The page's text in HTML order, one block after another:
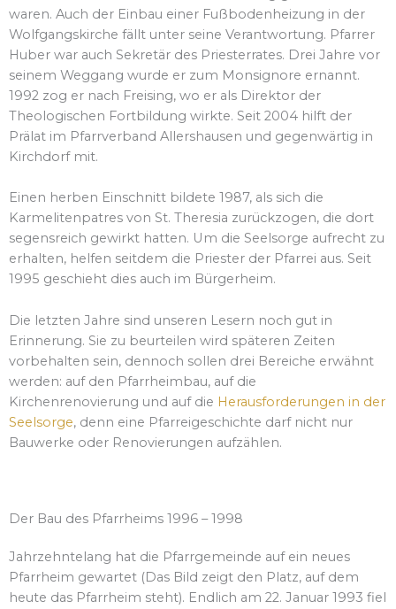
waren. Auch der Einbau einer Fußbodenheizung in der
Wolfgangskirche fällt unter seine Verantwortung. Pfarrer
Huber war auch Sekretär des Priesterrates. Drei Jahre vor
seinem Weggang wurde er zum Monsignore ernannt.
1992 zog er nach Freising, wo er als Direktor der
Theologischen Fortbildung wirkte. Seit 2004 hilft der
Prälat im Pfarrverband Allershausen und gegenwärtig in
Kirchdorf mit.
Einen herben Einschnitt bildete 1987, als sich die
Karmelitenpatres von St. Theresia zurückzogen, die dort
segensreich gewirkt hatten. Um die Seelsorge aufrecht zu
erhalten, helfen seitdem die Priester der Pfarrei aus. Seit
1995 geschieht dies auch im Bürgerheim.
Die letzten Jahre sind unseren Lesern noch gut in
Erinnerung. Sie zu beurteilen wird späteren Zeiten
vorbehalten sein, dennoch sollen drei Bereiche erwähnt
werden: auf den Pfarrheimbau, auf die
Kirchenrenovierung und auf die Herausforderungen in der
Seelsorge, denn eine Pfarreigeschichte darf nicht nur
Bauwerke oder Renovierungen aufzählen.
Der Bau des Pfarrheims 1996 – 1998
Jahrzehntelang hat die Pfarrgemeinde auf ein neues
Pfarrheim gewartet (Das Bild zeigt den Platz, auf dem
heute das Pfarrheim steht). Endlich am 22. Januar 1993 fiel